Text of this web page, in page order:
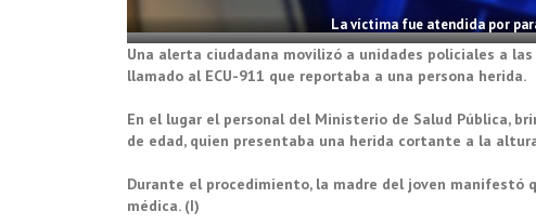
La víctima fue atendida por
Una alerta ciudadana movilizó a unidades policiales a
llamado al ECU-911 que reportaba a una persona herida.
En el lugar el personal del Ministerio de Salud Pública,
de edad, quien presentaba una herida cortante a la
Durante el procedimiento, la madre del joven manifestó
médica. (I)